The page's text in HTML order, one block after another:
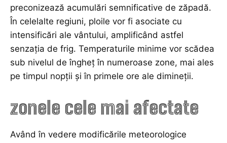
preconizează acumulări semnificative de zăpadă.
În celelalte regiuni, ploile vor fi asociate cu
intensificări ale vântului, amplificând astfel
senzația de frig. Temperaturile minime vor scădea
sub nivelul de îngheț în numeroase zone, mai ales
pe timpul nopții și în primele ore ale dimineții.
zonele cele mai afectate
Având în vedere modificările meteorologice